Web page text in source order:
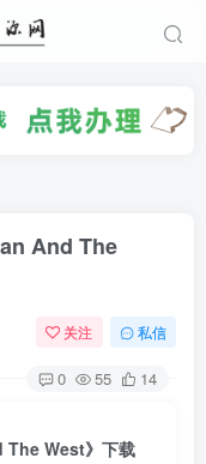
And The
关注 私信
0 55 14
The West》下载